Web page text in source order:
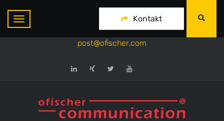
ofischer communication
+49-175-718 444 1
post@ofischer.com
Kontakt